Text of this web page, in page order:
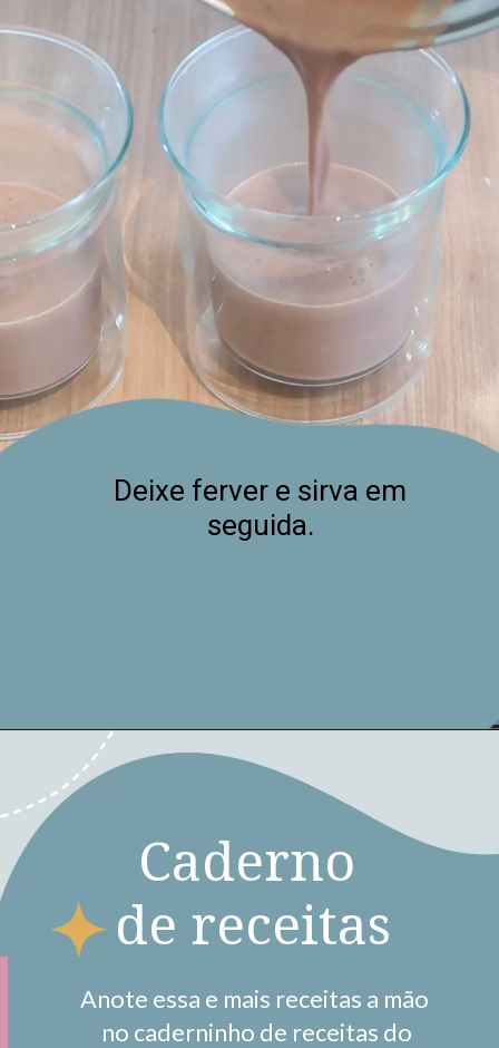
Deixe ferver e sirva em
seguida.
Caderno
de receitas
Anote essa e mais receitas a mão
no caderninho de receitas do